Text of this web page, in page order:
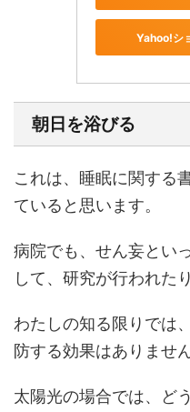
Yahoo!シ
朝日を浴びる
これは、睡眠に関する
ていると思います。
病院でも、せん妄とい
して、研究が行われた
わたしの知る限りでは
防する効果はありませ
太陽光の場合では、ど